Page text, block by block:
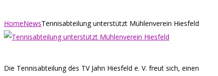
HomeNewsTennisabteilung unterstützt Mühlenverein Hiesfeld
Die Tennisabteilung des TV Jahn Hiesfeld e. V. freut sich, einen